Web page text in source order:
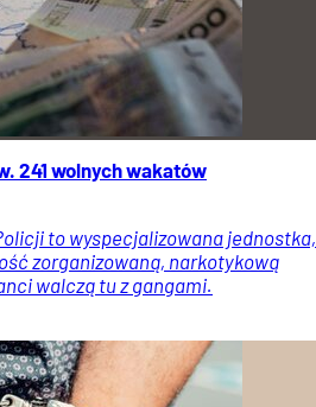
241 wolnych wakatów
to wyspecjalizowana jednostka,
zorganizowaną, narkotykową
walczą tu z gangami.